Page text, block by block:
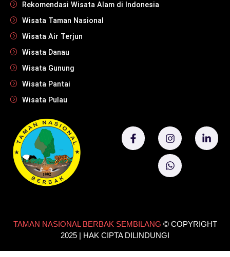
Rekomendasi Wisata Alam di Indonesia
Wisata Taman Nasional
Wisata Air Terjun
Wisata Danau
Wisata Gunung
Wisata Pantai
Wisata Pulau
TAMAN NASIONAL BERBAK SEMBILANG © COPYRIGHT
2025 | HAK CIPTA DILINDUNGI